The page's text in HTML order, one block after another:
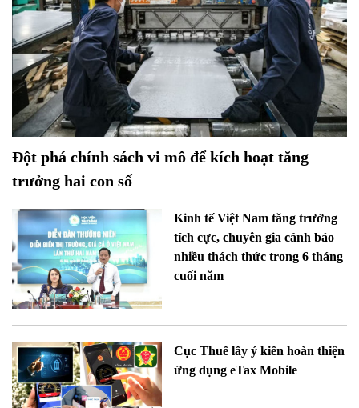
Đột phá chính sách vi mô để kích hoạt tăng
trưởng hai con số
Kinh tế Việt Nam tăng trưởng
tích cực, chuyên gia cảnh báo
nhiều thách thức trong 6 tháng
cuối năm
Cục Thuế lấy ý kiến hoàn thiện
ứng dụng eTax Mobile